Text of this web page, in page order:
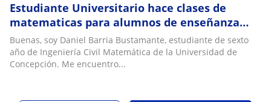
Estudiante Universitario hace clases de
matematicas para alumnos de enseñanza
media y universitaria
Buenas, soy Daniel Barria Bustamante, estudiante de sexto
año de Ingeniería Civil Matemática de la Universidad de
Concepción. Me encuentro...